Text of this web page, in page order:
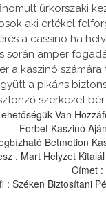
űrkorszaki
aki értékel
a cassino ha
amper
kaszinó
a pikáns
szerkezet
Van
Forbet Kaszinó
Betmotion
, Mart Helyzet
Címet :
: Széken Biztosítani